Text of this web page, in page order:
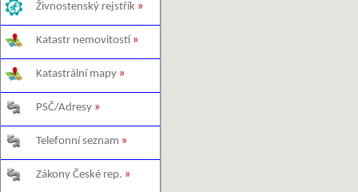
Živnostenský rejstřík »
Katastr nemovitostí »
Katastrální mapy »
PSČ/Adresy »
Telefonní seznam »
Zákony České rep. »